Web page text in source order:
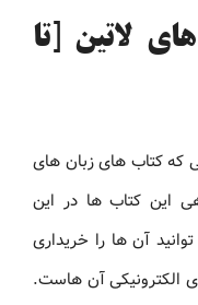
لاتین [تا
که کتاب های زبان های
این کتاب ها در این
آن ها را خریداری
الکترونیکی آن هاست.